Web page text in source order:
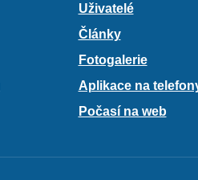
Uživatelé
Články
Fotogalerie
Aplikace na
Počasí na web